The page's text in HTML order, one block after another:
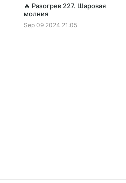
🔥 Разогрев 227. Шаровая
молния
Sep 09 2024 21:05